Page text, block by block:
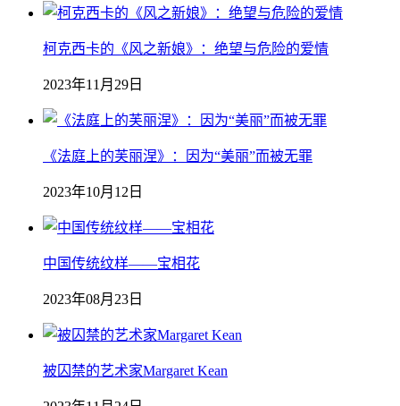
柯克西卡的《风之新娘》：绝望与危险的爱情
2023年11月29日
《法庭上的芙丽涅》：因为“美丽”而被无罪
2023年10月12日
中国传统纹样——宝相花
2023年08月23日
被囚禁的艺术家Margaret Kean